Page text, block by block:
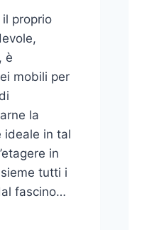
proprio
è
mobili per
la
ideale in tal
in
tutti i
fascino…